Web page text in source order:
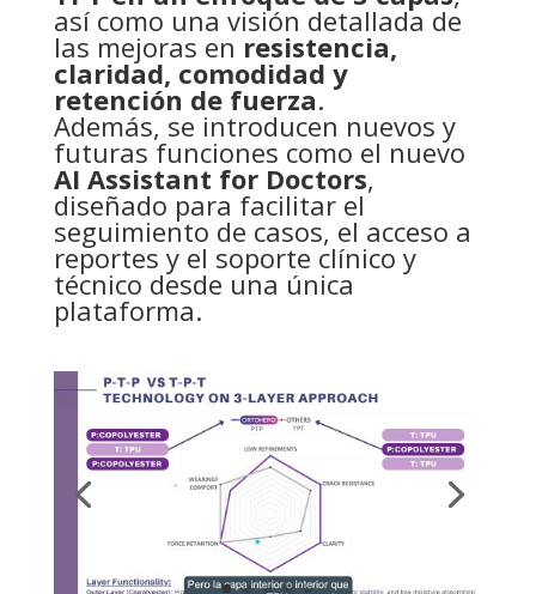
así como una visión detallada de
las mejoras en resistencia,
claridad, comodidad y
retención de fuerza.
Además, se introducen nuevos y
futuras funciones como el nuevo
AI Assistant for Doctors,
diseñado para facilitar el
seguimiento de casos, el acceso a
reportes y el soporte clínico y
técnico desde una única
plataforma.